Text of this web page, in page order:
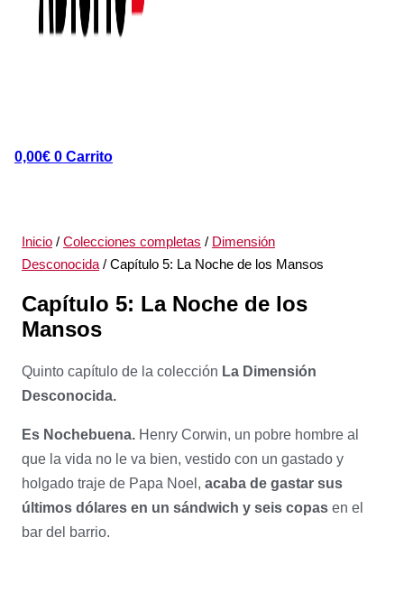
0,00€ 0 Carrito
Inicio / Colecciones completas / Dimensión
Desconocida / Capítulo 5: La Noche de los Mansos
Capítulo 5: La Noche de los
Mansos
Quinto capítulo de la colección La Dimensión
Desconocida.
Es Nochebuena. Henry Corwin, un pobre hombre al
que la vida no le va bien, vestido con un gastado y
holgado traje de Papa Noel, acaba de gastar sus
ú ltimos dólares en un sándwich y seis copas en el
bar del barrio.